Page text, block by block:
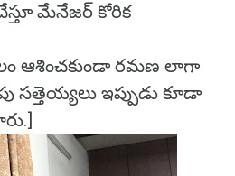
మేనేజర్ కోరిక
ఆశించకుండా రమణ లాగా
సత్తెయ్యలు ఇప్పుడు కూడా